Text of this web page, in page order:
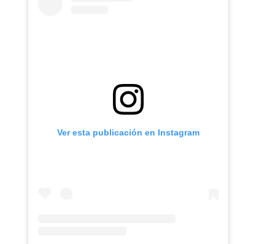
Ver esta publicación en Instagram